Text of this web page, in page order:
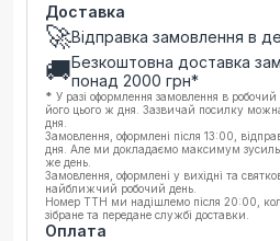
Доставка
🚀Відправка замовлення в
🚚Безкоштовна доставка
понад 2000 грн*
* У разі оформлення замовлення в
його цього ж дня. Зазвичай посилку
дня.
Замовлення, оформлені після 13:00,
дня. Але ми докладаємо максимум
же день.
Замовлення, оформлені у вихідні та
найближчий робочий день.
Номер ТТН ми надішлемо після 20:00,
зібране та передане службі доставки.
Оплата